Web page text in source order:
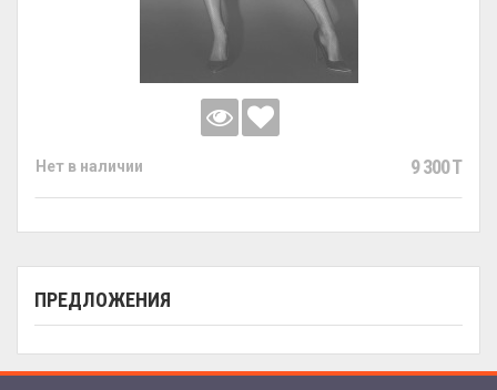
ПРЕДЛОЖЕНИЯ
Нет в наличии 9 300 T